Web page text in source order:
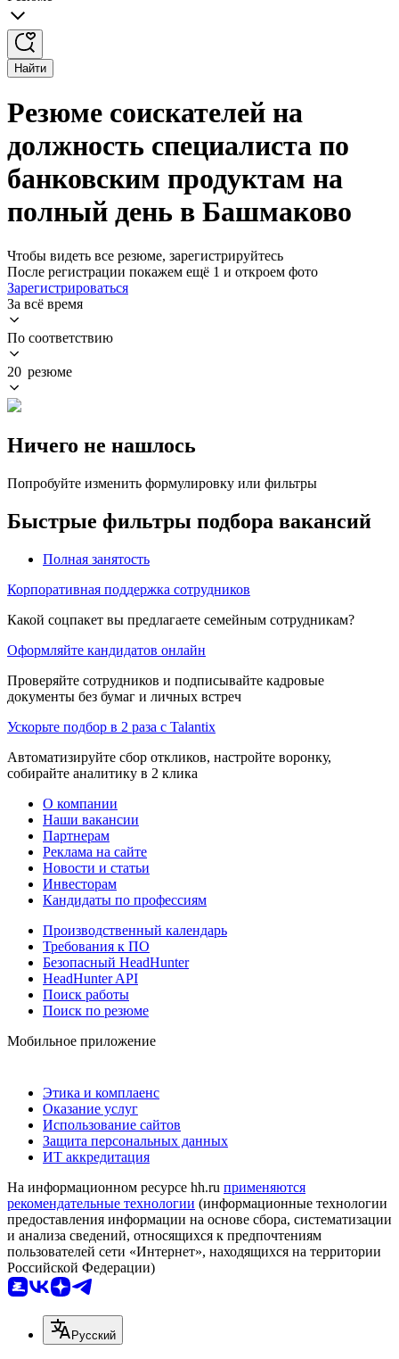
Найти
Резюме соискателей на
должность специалиста по
банковским продуктам на
полный день в Башмаково
Чтобы видеть все резюме, зарегистрируйтесь
После регистрации покажем ещё 1 и откроем фото
Зарегистрироваться
За всё время
По соответствию
20 резюме
Ничего не нашлось
Попробуйте изменить формулировку или фильтры
Быстрые фильтры подбора вакансий
Полная занятость
Корпоративная поддержка сотрудников
Какой соцпакет вы предлагаете семейным сотрудникам?
Оформляйте кандидатов онлайн
Проверяйте сотрудников и подписывайте кадровые
документы без бумаг и личных встреч
Ускорьте подбор в 2 раза с Talantix
Автоматизируйте сбор откликов, настройте воронку,
собирайте аналитику в 2 клика
О компании
Наши вакансии
Партнерам
Реклама на сайте
Новости и статьи
Инвесторам
Кандидаты по профессиям
Производственный календарь
Требования к ПО
Безопасный HeadHunter
HeadHunter API
Поиск работы
Поиск по резюме
Мобильное приложение
Этика и комплаенс
Оказание услуг
Использование сайтов
Защита персональных данных
ИТ аккредитация
На информационном ресурсе hh.ru применяются
рекомендательные технологии (информационные технологии
предоставления информации на основе сбора, систематизации
и анализа сведений, относящихся к предпочтениям
пользователей сети «Интернет», находящихся на территории
Российской Федерации)
Русский